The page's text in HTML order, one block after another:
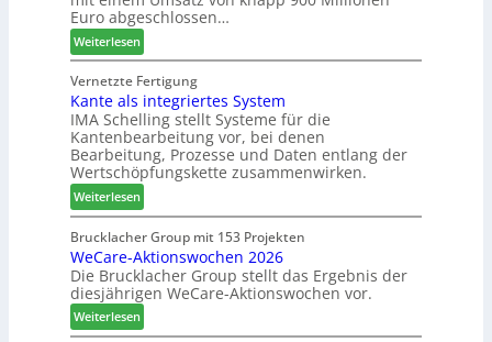
o
z
e
s
s
T
r
e
f
f
e
i
n
:
N
e
u
e
r
G
e
s
c
h
ä
f
t
s
f
Euro abgeschlossen…
Weiterlesen:
S
C
M
z
i
e
h
t
B
i
l
a
n
z
i
Vernetzte Fertigung
Kante als integriertes System
IMA Schelling stellt Systeme für die
Kantenbearbeitung vor, bei denen
Bearbeitung, Prozesse und Daten entlang der
Wertschöpfungskette zusammenwirken.
Weiterlesen:
K
a
n
t
e
l
Brucklacher Group mit 153 Projekten
WeCare-Aktionswochen 2026
Die Brucklacher Group stellt das Ergebnis der
diesjährigen WeCare-Aktionswochen vor.
Weiterlesen:
W